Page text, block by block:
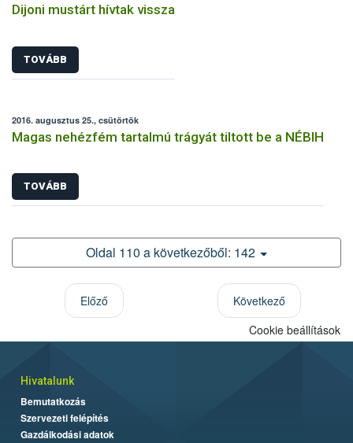
Dijoni mustárt hívtak vissza
TOVÁBB
2016. augusztus 25., csütörtök
Magas nehézfém tartalmú trágyát tiltott be a NÉBIH
TOVÁBB
Oldal 110 a következőből: 142
Előző
Következő
Cookie beállítások
Hivatalunk
Bemutatkozás
Szervezeti felépítés
Gazdálkodási adatok